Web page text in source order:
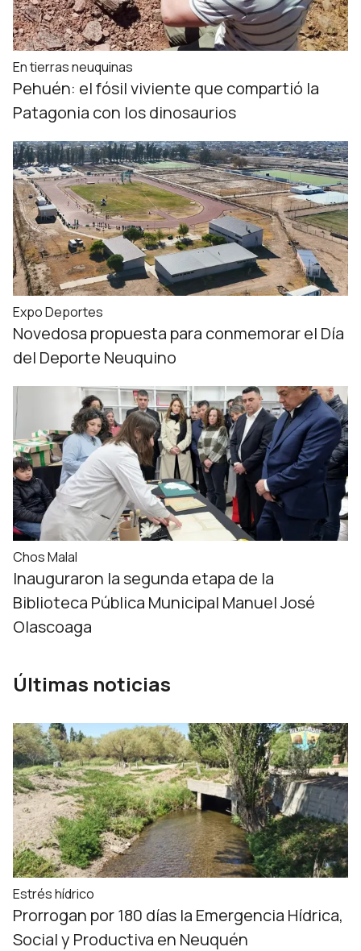
En tierras neuquinas
Pehuén: el fósil viviente que compartió la
Patagonia con los dinosaurios
Expo Deportes
Novedosa propuesta para conmemorar el Día
del Deporte Neuquino
Chos Malal
Inauguraron la segunda etapa de la
Biblioteca Pública Municipal Manuel José
Olascoaga
Últimas noticias
Estrés hídrico
Prorrogan por 180 días la Emergencia Hídrica,
Social y Productiva en Neuquén